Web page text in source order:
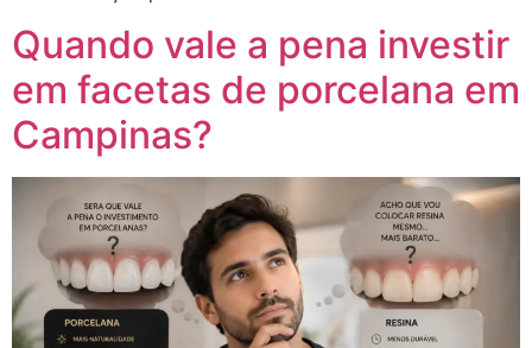
Quando vale a pena investir
em facetas de porcelana em
Campinas?